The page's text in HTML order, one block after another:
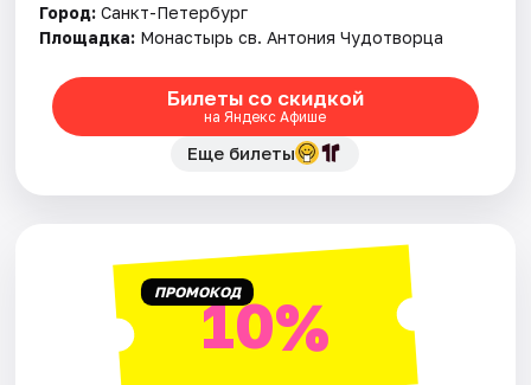
Город: Санкт-Петербург
Площадка: Монастырь св. Антония Чудотворца
Билеты со скидкой
на Яндекс Афише
Еще билеты
ПРОМОКОД10%